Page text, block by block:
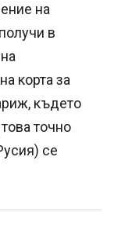
на
в
корта за
където
точно
се